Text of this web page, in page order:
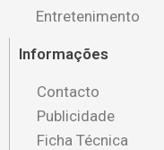
Entretenimento
Informações
Contacto
Publicidade
Ficha Técnica